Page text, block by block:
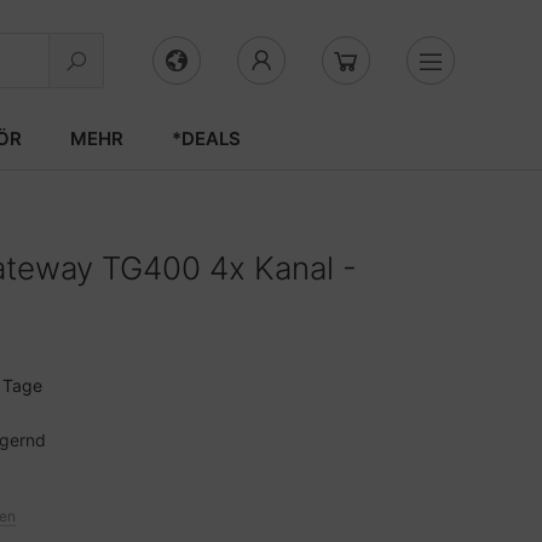
MEHR *DEALS
TG400 4x Kanal -